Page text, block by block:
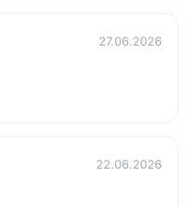
27.06.2026
22.06.2026